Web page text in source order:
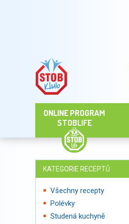
ONLINE PROGRAM
STOBLIFE
KATEGORIE RECEPTŮ
Všechny recepty
Polévky
Studená kuchyně